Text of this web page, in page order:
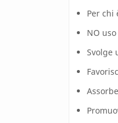
Per chi
NO
Svolge